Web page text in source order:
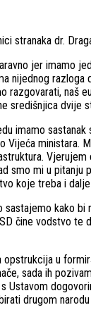
stranaka dr.
jer imamo
nijednog
naš
dvije
imamo
ministara.
smo mi u
koje treba i dalje
kako
čine vodstvo
u
sada ih
Ustavom
drugom